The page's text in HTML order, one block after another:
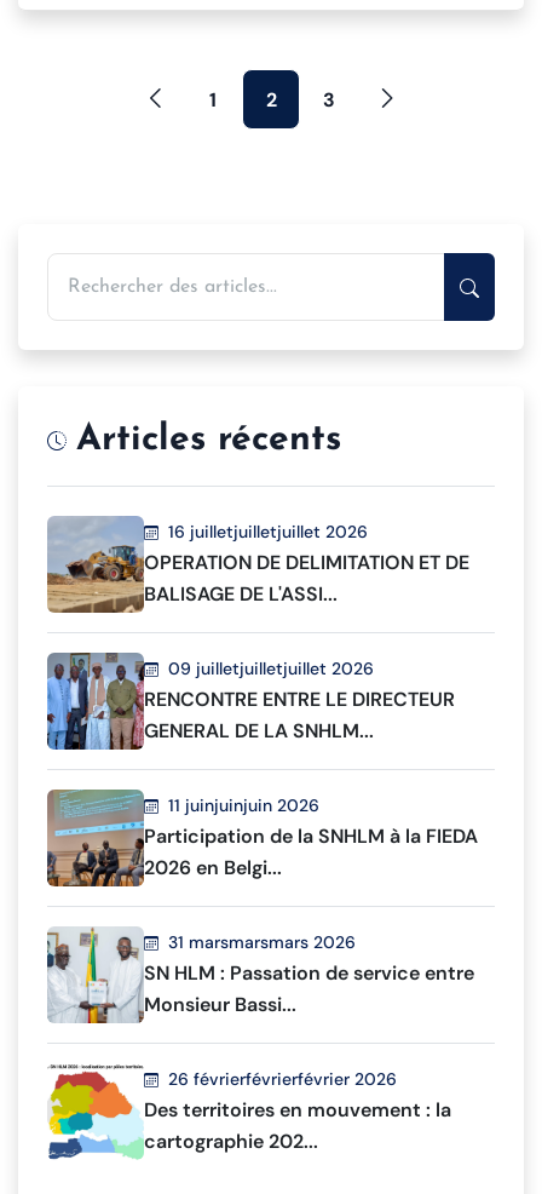
1 2 3
Articles récents
16 juilletjuilletjuillet 2026
OPERATION DE DELIMITATION ET DE
BALISAGE DE L'ASSI...
09 juilletjuilletjuillet 2026
RENCONTRE ENTRE LE DIRECTEUR
GENERAL DE LA SNHLM...
11 juinjuinjuin 2026
Participation de la SNHLM à la FIEDA
2026 en Belgi...
31 marsmarsmars 2026
SN HLM : Passation de service entre
Monsieur Bassi...
26 févrierfévrierfévrier 2026
Des territoires en mouvement : la
cartographie 202...